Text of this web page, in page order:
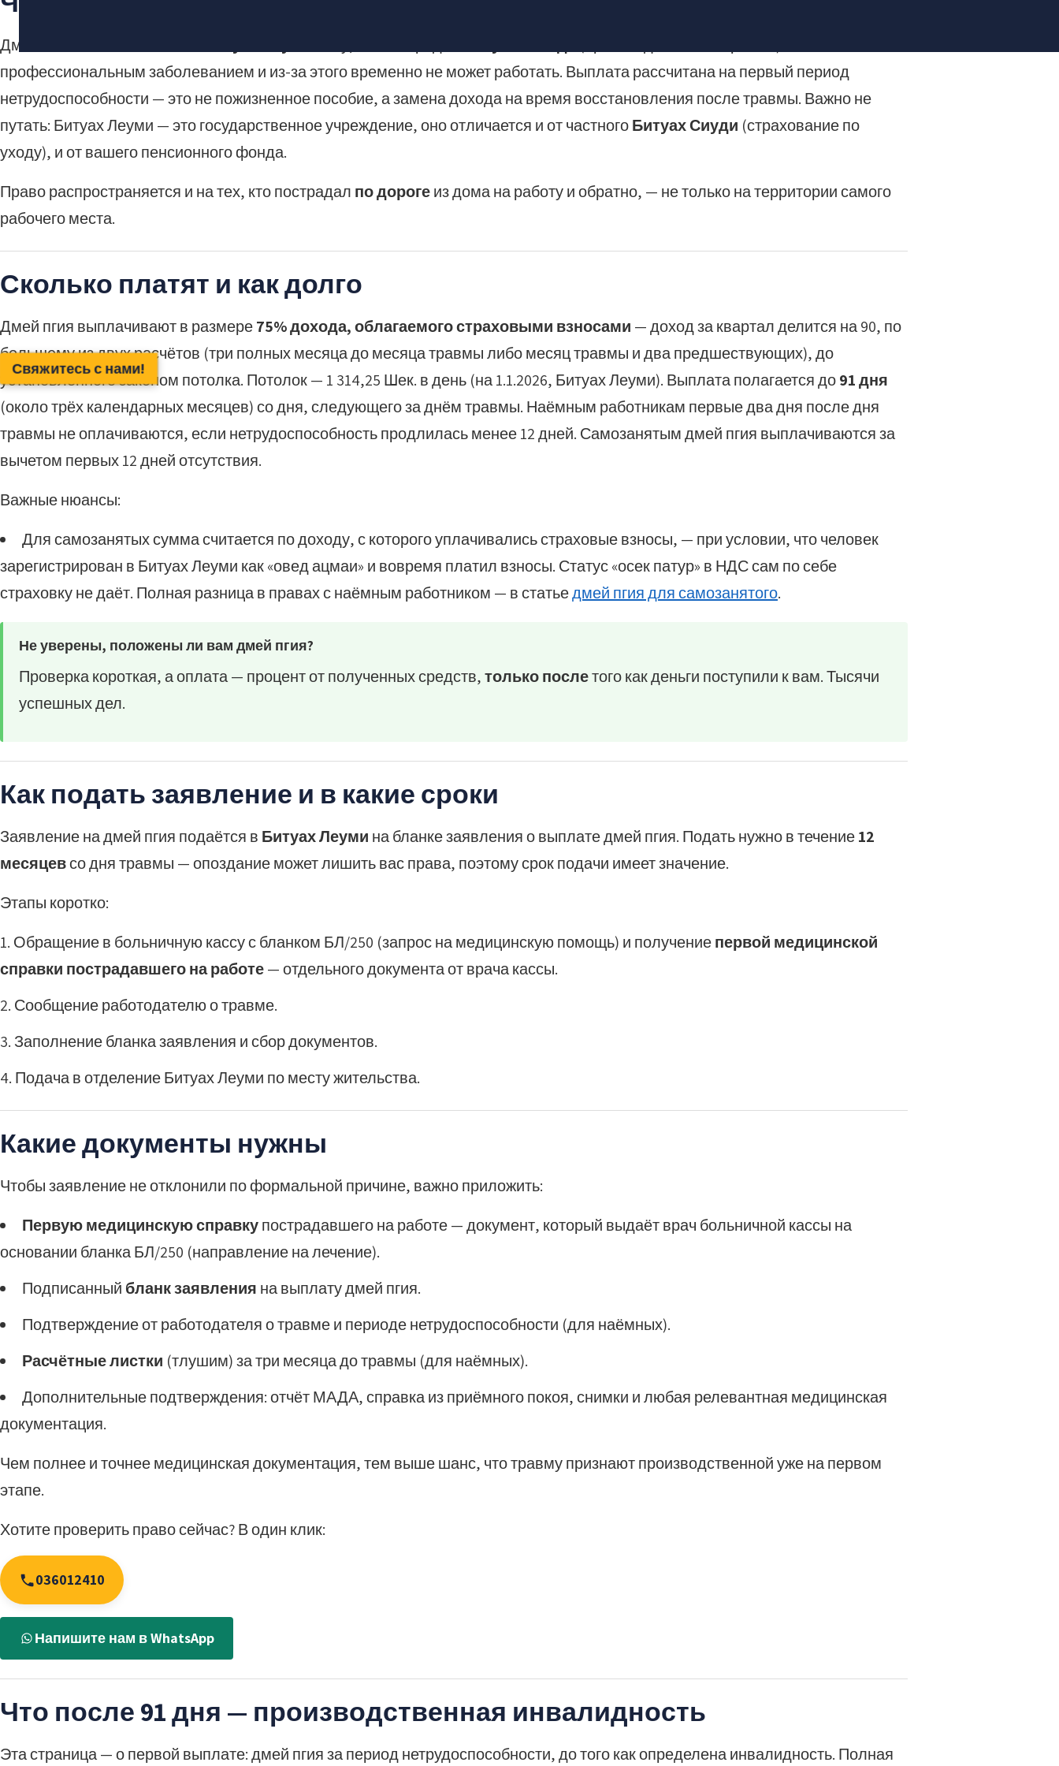
Дмей пгия — это выплата от
профессиональным заболеванием и из-за этого временно не может работать. Выплата рассчитана на первый период
нетрудоспособности — это не пожизненное пособие, а замена дохода на время восстановления после травмы. Важно не
путать: Битуах Леуми — это государственное учреждение, оно отличается и от частногоБитуах Сиуди (страхование по
уходу), и от вашего пенсионного фонда.
Право распространяется и на тех, кто пострадал по дорогеиз дома на работу и обратно, — не только на территории самого
рабочего места.
Сколько платят и как долго
Дмей пгия выплачивают в размере75% дохода, облагаемого страховыми взносами — доход за квартал делится на 90, по
большему из двух расчётов (три полных месяца до месяца травмы либо месяц травмы и два предшествующих), до
установленного законом потолка. Потолок — 1 314,25 Шек. в день (на 1.1.2026, Битуах Леуми). Выплата полагается до91 дня
(около трёх календарных месяцев) со дня, следующего за днём травмы. Наёмным работникам первые два дня после дня
травмы не оплачиваются, если нетрудоспособность продлилась менее 12 дней. Самозанятым дмей пгия выплачиваются за
вычетом первых 12 дней отсутствия.
Важные нюансы:
Для самозанятых сумма считается по доходу, с которого уплачивались страховые взносы, — при условии, что человек
зарегистрирован в Битуах Леуми как «овед ацмаи» и вовремя платил взносы. Статус «осек патур» в НДС сам по себе
страховку не даёт. Полная разница в правах с наёмным работником — в статьедмей пгия для самозанятого.
Не уверены, положены ли вам дмей пгия?
Проверка короткая, а оплата — процент от полученных средств,только послетого как деньги поступили к вам. Тысячи
успешных дел.
Как подать заявление и в какие сроки
Заявление на дмей пгия подаётся в Битуах Леуми на бланке заявления о выплате дмей пгия. Подать нужно в течение12
месяцевсо дня травмы — опоздание может лишить вас права, поэтому срок подачи имеет значение.
Этапы коротко:
Обращение в больничную кассу с бланком БЛ/250 (запрос на медицинскую помощь) и получениепервой медицинской
справки пострадавшего на работе— отдельного документа от врача кассы.
Сообщение работодателю о травме.
Заполнение бланка заявления и сбор документов.
Подача в отделение Битуах Леуми по месту жительства.
Какие документы нужны
Чтобы заявление не отклонили по формальной причине, важно приложить:
Первую медицинскую справкупострадавшего на работе — документ, который выдаёт врач больничной кассы на
основании бланка БЛ/250 (направление на лечение).
Подписанный бланк заявления на выплату дмей пгия.
Подтверждение от работодателя о травме и периоде нетрудоспособности (для наёмных).
Расчётные листки (тлушим) за три месяца до травмы (для наёмных).
Дополнительные подтверждения: отчёт МАДА, справка из приёмного покоя, снимки и любая релевантная медицинская
документация.
Чем полнее и точнее медицинская документация, тем выше шанс, что травму признают производственной уже на первом
этапе.
Хотите проверить право сейчас? В один клик:
036012410
Напишите нам в WhatsApp
Что после 91 дня — производственная инвалидность
Эта страница — о первой выплате: дмей пгия за период нетрудоспособности, до того как определена инвалидность. Полная
Свяжитесь с нами!